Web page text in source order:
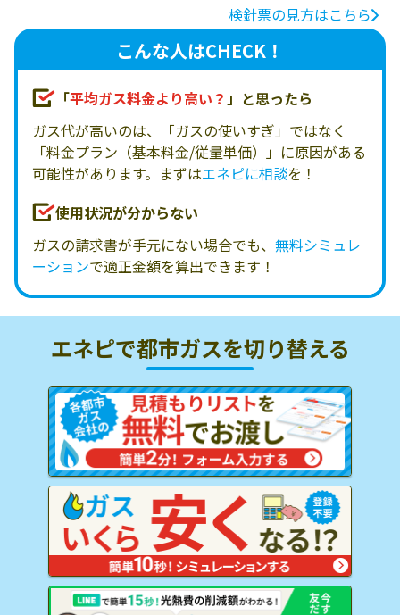
検針票の見方はこちら
こんな人はCHECK！
「平均ガス料金より高い？」と思ったら
ガス代が高いのは、「ガスの使いすぎ」ではなく
「料金プラン（基本料金/従量単価）」に原因がある
可能性があります。まずはエネピに相談を！
使用状況が分からない
ガスの請求書が手元にない場合でも、 無料シミュレ
ーションで適正金額を算出できます！
エネピで都市ガスを切り替える